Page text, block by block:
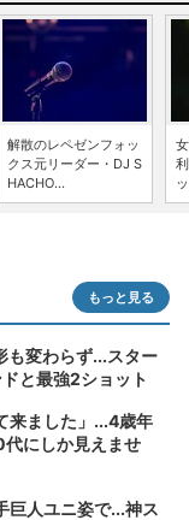
解散のレペゼンフォッ
クス元リーダー・DJ S
HACHO...
もっと見る
も変わらず...スター
と最強2ショット
来ました」...4歳年
にしか見えませ
巨人ユニ姿で...神ス